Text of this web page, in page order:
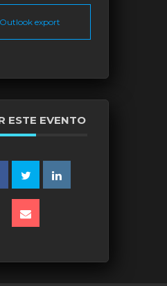
export
ESTE EVENTO